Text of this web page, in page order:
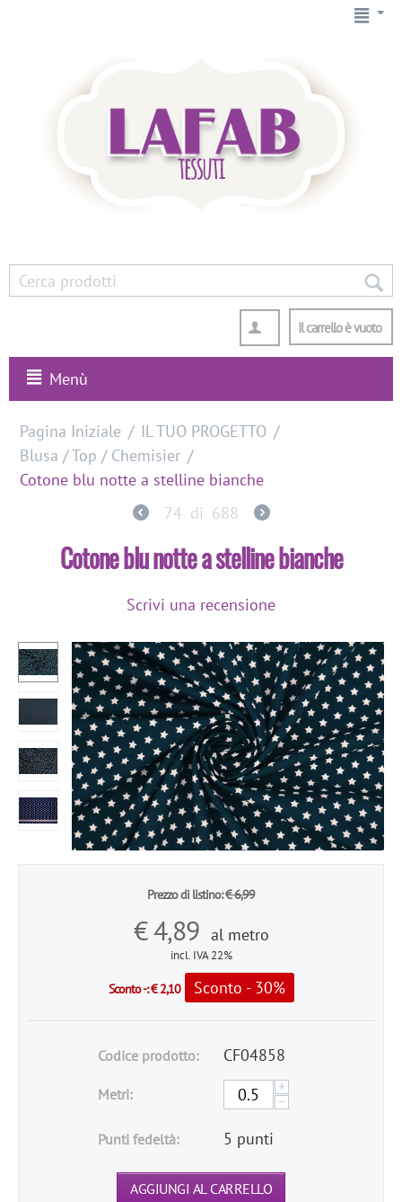
Il carrello è vuoto
Menù
Pagina Iniziale / IL TUO PROGETTO /
Blusa / Top / Chemisier /
Cotone blu notte a stelline bianche
74 di 688
Cotone blu notte a stelline bianche
Scrivi una recensione
Prezzo di listino:€6,99
€4,89 al metro
incl. IVA 22%
Sconto -:€2,10 Sconto - 30%
Codice prodotto: CF04858
Metri:
+
−
Punti fedeltà: 5 punti
AGGIUNGI AL CARRELLO